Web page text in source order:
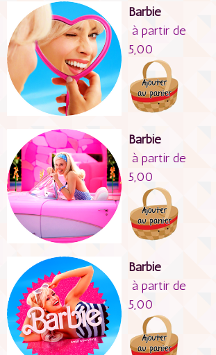
Barbie
à partir de
5,00
Barbie
à partir de
5,00
Barbie
à partir de
5,00